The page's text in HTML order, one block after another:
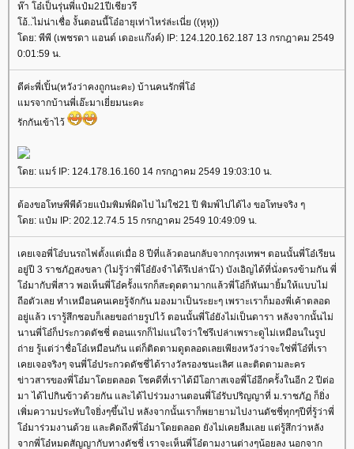
ห๊า โอ๋เป็นรุ่นพี่แป๋ม21ปีเชียวรึ
โอ้..ไม่น่าเชื่อ งั้นตอนนี้โอ๋อายุเท่าไหร่ล่ะเนี่ย ((หุหุ))
โดย: พีพี (เพชรดา แอนด์ เดอะแก๊งค์) IP: 124.120.162.187 13 กรกฎาคม 2549
0:01:59 น.
ดีค่ะพี่เปิ้น(หวังว่าคงถูกนะคะ) บ้านคนรักพี่โอ๋
แมรจากบ้านพี่เอ๊ะมาเยี่ยมนะคะ
รักกันเข้าไว้
โดย: แมร์ IP: 124.178.16.160 14 กรกฎาคม 2549 19:03:10 น.
ต้องขอโทษพีพีด้วยแป๋มพิมพ์ผิดไป ไม่ใช่21 ปี พิมพ์ไปได้ไง ขอโทษจริง ๆ
โดย: แป๋ม IP: 202.12.74.5 15 กรกฎาคม 2549 10:49:09 น.
เคยเจอพี่โอ๋บนรถไฟตั้งแต่เมื่อ 8 ปีที่แล้วตอนกลับจากกรุงเทพฯ ตอนนั้นพี่โอ๋เรียน
อยู่ปี 3 ราชภัฏสงขลา (ไม่รู้ว่าพี่โอ๋ยังจำได้รึเปล่าน๊า) บังเอิญได้ที่นั่งตรงข้ามกัน พี่
โอ๋มากับพี่สาว พอเห็นพี่โอ๋ครั้งแรกก็สะดุดตามากแล้วพี่โอ๋ก็หันมายิ้มให้แบบไม่
ถีอตัวเลย ทำเหมือนคนเคยรู้จักกัน มองมาเป็นระยะๆ เพราะเราก็มองพี่เค้าตลอด
อยู่แล้ว เรารู้สึกชอบก็เลยขอถ่ายรูปไว้ ตอนนั้นพี่โอ๋ยังไม่เป็นดารา หลังจากนั้นไม่
นานพี่โอ๋ก็ประกวดดัชชี่ ตอนแรกก็ไม่แน่ใจว่าใช่รึเปล่าเพราะดูไม่เหมือนในรูป
ถ่าย รู้แต่ว่าชื่อโอ๋เหมือนกัน แต่ก็ติดตามดูตลอดเลยเพียงหวังว่าจะใช่พี่โอ๋ที่เรา
เคยเจอจริงๆ จนพี่โอ๋ประกวดดัชชี่ได้รางวัลรองชนะเลิศ และติดตามละคร
ข่าวสารของพี่โอ๋มาโดยตลอด โชคดีที่เราได้มีโอกาสเจอพี่โอ๋อีกครั้งในอีก 2 ปีต่อ
มา ได้ไปกินข้าวด้วยกัน และได้ไปร่วมงานตอนพี่โอ๋รับปริญญาที่ ม.ราชภัฏ ก็ยิ่ง
เพิ่มความประทับใจยิ่งๆขึ้นไป หลังจากนั้นเราก็พยายามไปงานดัชชี่ทุกๆปีที่รู้ว่าพี่
โอ๋มาร่วมงานด้วย และคิดถึงพี่โอ๋มาโดยตลอด ยังไม่เคยลืมเลย แต่รู้สึกว่าหลัง
จากพี่โอ๋หมดสัญญากับทางดัชชี่ เราจะเห็นพี่โอ๋ตามงานต่างๆน้อยลง นอกจาก